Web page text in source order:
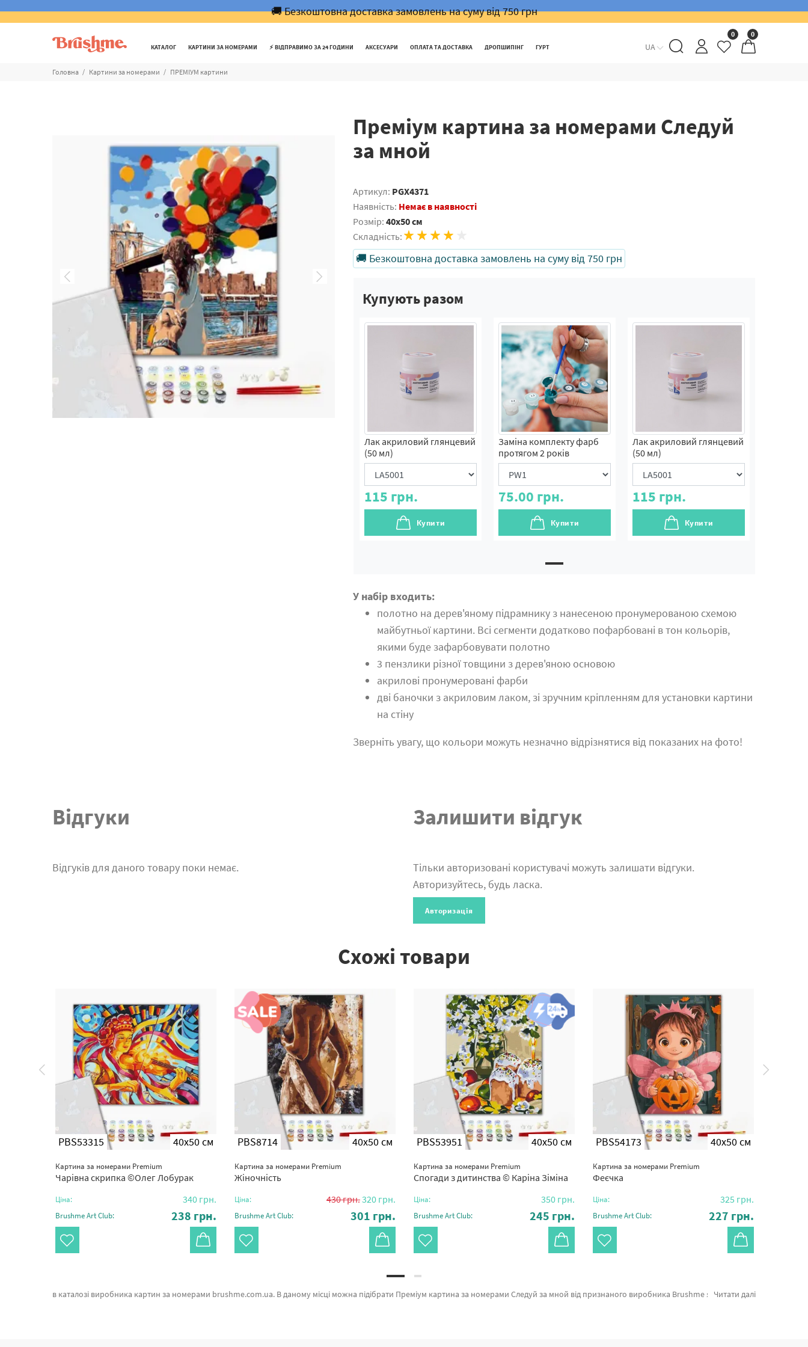
🚚 Безкоштовна доставка замовлень на суму від 750 грн
КАТАЛОГ КАРТИНИ ЗА НОМЕРАМИ ⚡️ ВІДПРАВИМО ЗА 24 ГОДИНИ АКСЕСУАРИ ОПЛАТА ТА ДОСТАВКА ДРОПШИПІНГ ГУРТ UA
0 0
Головна Картини за номерами ПРЕМІУМ картини
Преміум картина за номерами Следуй
за мной
Артикул: PGX4371
Наявність: Немає в наявності
Розмір: 40x50 см
Складність:
🚚 Безкоштовна доставка замовлень на суму від 750 грн
Купують разом
Лак акриловий глянцевий
(50 мл)
115 грн.
Купити
Заміна комплекту фарб
протягом 2 років
75.00 грн.
Купити
Лак акриловий глянцевий
(50 мл)
115 грн.
Купити
У набір входить:
полотно на дерев'яному підрамнику з нанесеною пронумерованою схемою
майбутньої картини. Всі сегменти додатково пофарбовані в тон кольорів,
якими буде зафарбовувати полотно
3 пензлики різної товщини з дерев'яною основою
акрилові пронумеровані фарби
дві баночки з акриловим лаком, зі зручним кріпленням для установки картини
на стіну
Зверніть увагу, що кольори можуть незначно відрізнятися від показаних на фото!
Відгуки
Відгуків для даного товару поки немає.
Залишити відгук
Тільки авторизовані користувачі можуть залишати відгуки.
Авторизуйтесь, будь ласка.
Авторизація
Схожі товари
PBS53315 40x50 см
Картина за номерами Premium
Чарівна скрипка ©Олег Лобурак
Ціна: 340 грн.
Brushme Art Club: 238 грн.
PBS8714 40x50 см
Картина за номерами Premium
Жіночність
Ціна: 430грн.320 грн.
Brushme Art Club: 301 грн.
PBS53951 40x50 см
Картина за номерами Premium
Спогади з дитинства © Каріна Зіміна
Ціна: 350 грн.
Brushme Art Club: 245 грн.
PBS54173 40x50 см
Картина за номерами Premium
Феєчка
Ціна: 325 грн.
Brushme Art Club: 227 грн.
Читати далі
в каталозі виробника картин за номерами brushme.com.ua. В даному місці можна підібрати Преміум картина за номерами Следуй за мной від признаного виробника Brushme який вражає якістю. Весь асортимент категорії «» зроблено з любов'ю. Озера біля скель гори, Натюрморт з піонами и Кавуновий рай © ANNART а также широкий вибір позицій за привабливими цінами. Купуючи Літак або картина за номерами ведмідь, миттєво відвеземо в Маріуполь або інші міста України . Вовк та\або картини за номерами мавпа, придбайте прямо зараз!